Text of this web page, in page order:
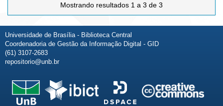
Mostrando resultados 1 a 3 de 3
Universidade de Brasília - Biblioteca Central
Coordenadoria de Gestão da Informação Digital - GID
(61) 3107-2683
repositorio@unb.br